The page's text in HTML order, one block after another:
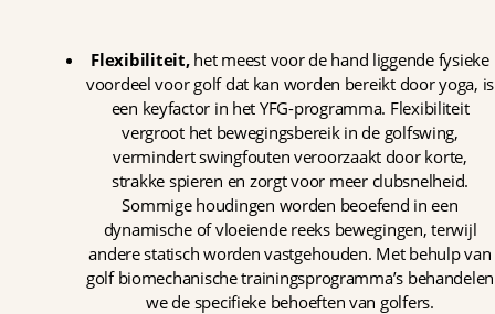
Flexibiliteit,het meest voor de hand liggende fysieke
voordeel voor golf dat kan worden bereikt door yoga, is
een keyfactor in het YFG-programma. Flexibiliteit
vergroot het bewegingsbereik in de golfswing,
vermindert swingfouten veroorzaakt door korte,
strakke spieren en zorgt voor meer clubsnelheid.
Sommige houdingen worden beoefend in een
dynamische of vloeiende reeks bewegingen, terwijl
andere statisch worden vastgehouden. Met behulp van
golf biomechanische trainingsprogramma’s behandelen
we de specifieke behoeften van golfers.